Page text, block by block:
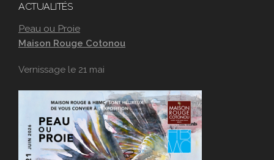
ACTUALITÉS
Peau ou Proie
Maison Rouge Cotonou
Vernissage le 21 mai